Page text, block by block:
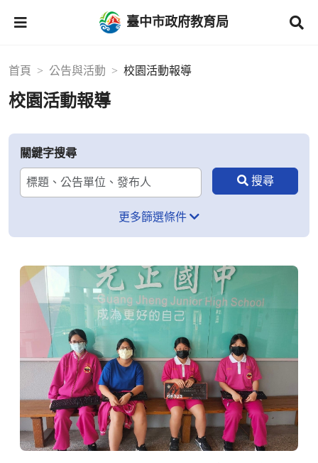
臺中市政府教育局
首頁 公告與活動 校園活動報導
校園活動報導
關鍵字搜尋
更多篩選條件